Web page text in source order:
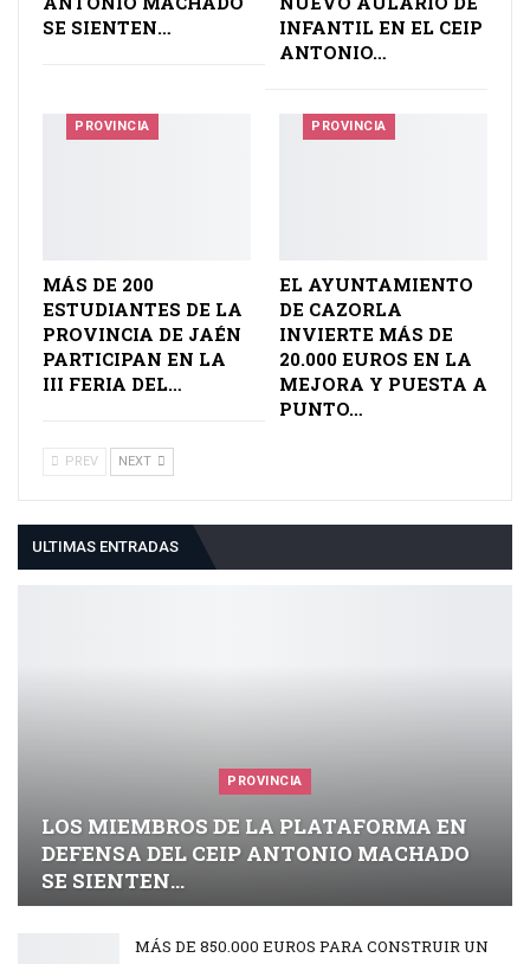
SE SIENTEN…
INFANTIL EN EL CEIP
ANTONIO…
PROVINCIA
MÁS DE 200
ESTUDIANTES DE LA
PROVINCIA DE JAÉN
PARTICIPAN EN LA
III FERIA DEL…
PROVINCIA
EL AYUNTAMIENTO
DE CAZORLA
INVIERTE MÁS DE
20.000 EUROS EN LA
MEJORA Y PUESTA A
PUNTO…
PREV NEXT
ULTIMAS ENTRADAS
PROVINCIA
LOS MIEMBROS DE LA PLATAFORMA EN
DEFENSA DEL CEIP ANTONIO MACHADO
SE SIENTEN…
MÁS DE 850.000 EUROS PARA CONSTRUIR UN